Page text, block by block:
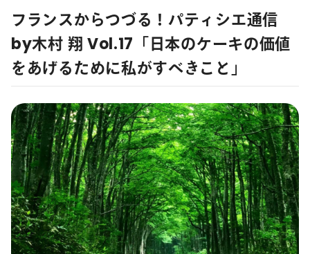
フランスからつづる！パティシエ通信
by木村 翔 Vol.17「日本のケーキの価値
をあげるために私がすべきこと」